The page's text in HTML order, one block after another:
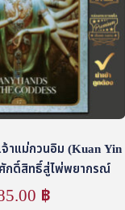
าแม่กวนอิม (Kuan Yin
กดิ์สิทธิ์สู่ไพ่พยากรณ์
฿